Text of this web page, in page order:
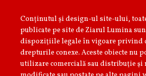
Conținutul și design-ul site-ului,
publicate pe site de Ziarul Lumina
dispoziţiile legale în vigoare privind
drepturile conexe. Aceste obiecte nu
utilizare comercială sau distribuţie şi